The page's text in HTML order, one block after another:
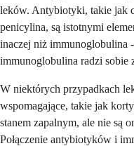
leków. Antybiotyki, takie jak
penicylina, są istotnymi
inaczej niż immunoglobulina
immunoglobulina radzi sobie
W niektórych przypadkach
wspomagające, takie jak
stanem zapalnym, ale nie są
Połączenie antybiotyków i